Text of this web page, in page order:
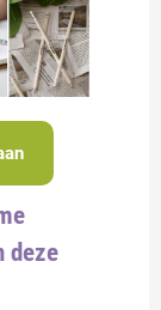
deze